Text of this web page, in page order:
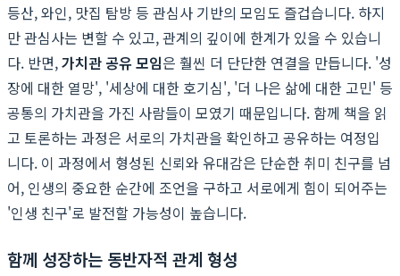
등산, 와인, 맛집 탐방 등 관심사 기반의 모임도 즐겁습니다. 하지
만 관심사는 변할 수 있고, 관계의 깊이에 한계가 있을 수 있습니
다. 반면,가치관 공유 모임은 훨씬 더 단단한 연결을 만듭니다. '성
장에 대한 열망', '세상에 대한 호기심', '더 나은 삶에 대한 고민' 등
공통의 가치관을 가진 사람들이 모였기 때문입니다. 함께 책을 읽
고 토론하는 과정은 서로의 가치관을 확인하고 공유하는 여정입
니다. 이 과정에서 형성된 신뢰와 유대감은 단순한 취미 친구를 넘
어, 인생의 중요한 순간에 조언을 구하고 서로에게 힘이 되어주는
'인생 친구'로 발전할 가능성이 높습니다.
함께 성장하는 동반자적 관계 형성